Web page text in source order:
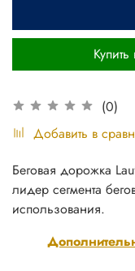
(0)
Добавить в
Беговая дорожка
лидер сегмента
использования.